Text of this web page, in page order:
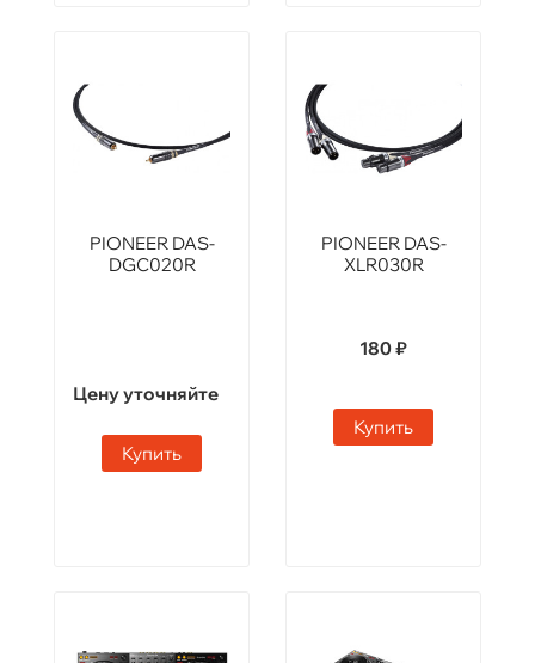
PIONEER DAS-
DGC020R
Цену уточняйте
Купить
PIONEER DAS-
XLR030R
180 ₽
Купить